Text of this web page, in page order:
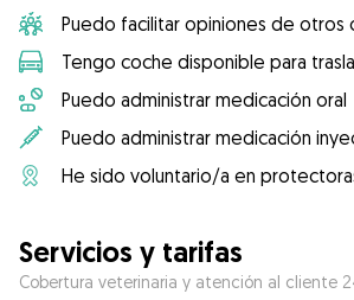
Puedo facilitar opiniones de otros
Tengo coche disponible para
Puedo administrar medicación oral
Puedo administrar medicación
He sido voluntario/a en
Servicios y tarifas
Cobertura veterinaria y atención al cliente